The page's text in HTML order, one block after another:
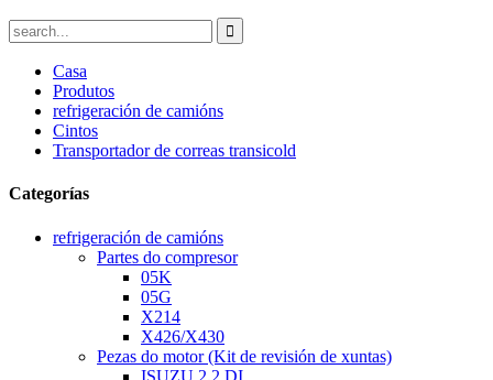
Casa
Produtos
refrigeración de camións
Cintos
Transportador de correas transicold
Categorías
refrigeración de camións
Partes do compresor
05K
05G
X214
X426/X430
Pezas do motor (Kit de revisión de xuntas)
ISUZU 2.2 DI